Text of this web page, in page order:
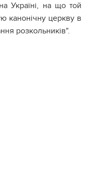
Україні, на що той
канонічну церкву в
розкольників".